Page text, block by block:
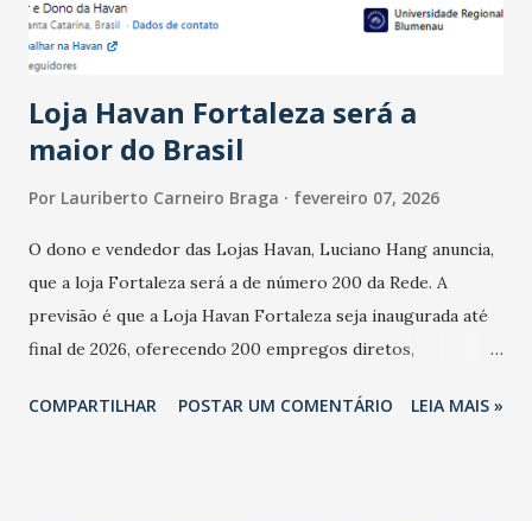
do observado no mês anterior. Outros 1% não existiam em
novembro. Em relação a outubro, o faturamento também
cresceu. De acordo com a pesquisa, 44% dos n...
Loja Havan Fortaleza será a
maior do Brasil
Por Lauriberto Carneiro Braga fevereiro 07, 2026
O dono e vendedor das Lojas Havan, Luciano Hang anuncia,
que a loja Fortaleza será a de número 200 da Rede. A
previsão é que a Loja Havan Fortaleza seja inaugurada até
final de 2026, oferecendo 200 empregos diretos,
Havan Fortaleza ainda não foi anunciada oficialmente, mas
COMPARTILHAR POSTAR UM COMENTÁRIO LEIA MAIS »